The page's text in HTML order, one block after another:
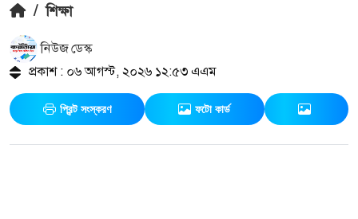
/ শিক্ষা
নিউজ ডেস্ক
প্রকাশ : ০৬ আগস্ট, ২০২৬ ১২:৫৩ এএম
প্রিন্ট সংস্করণ ফটো কার্ড